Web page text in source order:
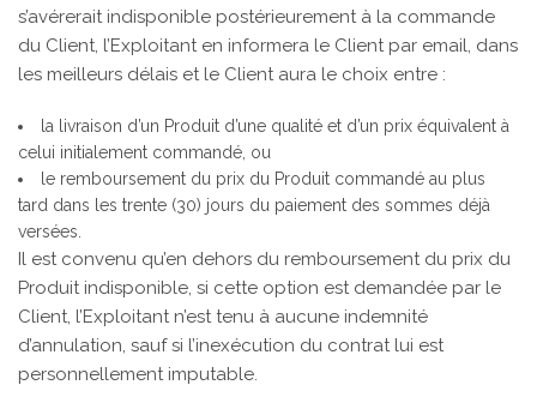
s’avérerait indisponible postérieurement à la commande
du Client, l’Exploitant en informera le Client par email, dans
les meilleurs délais et le Client aura le choix entre :
la livraison d’un Produit d’une qualité et d’un prix équivalent à
celui initialement commandé, ou
le remboursement du prix du Produit commandé au plus
tard dans les trente (30) jours du paiement des sommes déjà
versées.
Il est convenu qu’en dehors du remboursement du prix du
Produit indisponible, si cette option est demandée par le
Client, l’Exploitant n’est tenu à aucune indemnité
d’annulation, sauf si l’inexécution du contrat lui est
personnellement imputable.